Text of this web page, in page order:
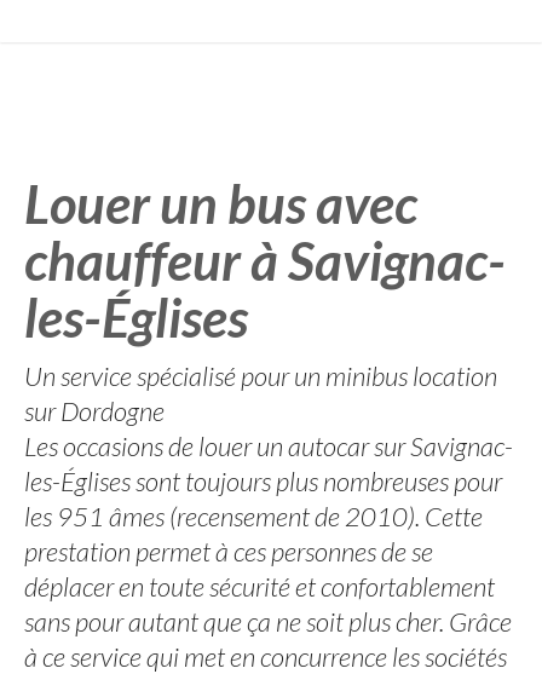
Louer un bus avec
chauffeur à Savignac-
les-Églises
Un service spécialisé pour un minibus location
sur Dordogne
Les occasions de louer un autocar sur Savignac-
les-Églises sont toujours plus nombreuses pour
les 951 âmes (recensement de 2010). Cette
prestation permet à ces personnes de se
déplacer en toute sécurité et confortablement
sans pour autant que ça ne soit plus cher. Grâce
à ce service qui met en concurrence les sociétés